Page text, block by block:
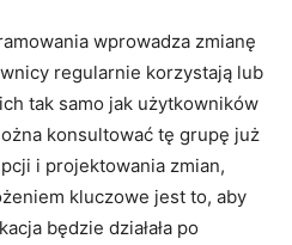
wprowadza zmianę
regularnie korzystają lub
tak samo jak użytkowników
konsultować tę grupę już
i projektowania zmian,
kluczowe jest to, aby
będzie działała po